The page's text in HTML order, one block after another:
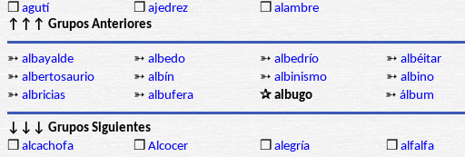
❒ agutí ❒ ajedrez ❒ alambre
↑↑↑ Grupos Anteriores
➳ albayalde ➳ albedo ➳ albedrío ➳ albéitar
➳ albertosaurio ➳ albín ➳ albinismo ➳ albino
➳ albricias ➳ albufera ✰ albugo ➳ álbum
↓↓↓ Grupos Siguientes
❒ alcachofa ❒ Alcocer ❒ alegría ❒ alfalfa